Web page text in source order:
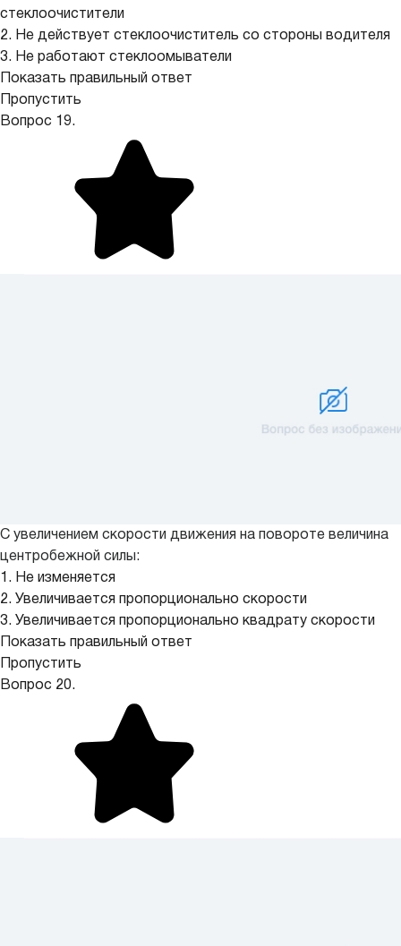
стеклоочистители
2. Не действует стеклоочиститель со стороны водителя
3. Не работают стеклоомыватели
Показать правильный ответ
Пропустить
Вопрос 19.
С увеличением скорости движения на повороте величина
центробежной силы:
1. Не изменяется
2. Увеличивается пропорционально скорости
3. Увеличивается пропорционально квадрату скорости
Показать правильный ответ
Пропустить
Вопрос 20.